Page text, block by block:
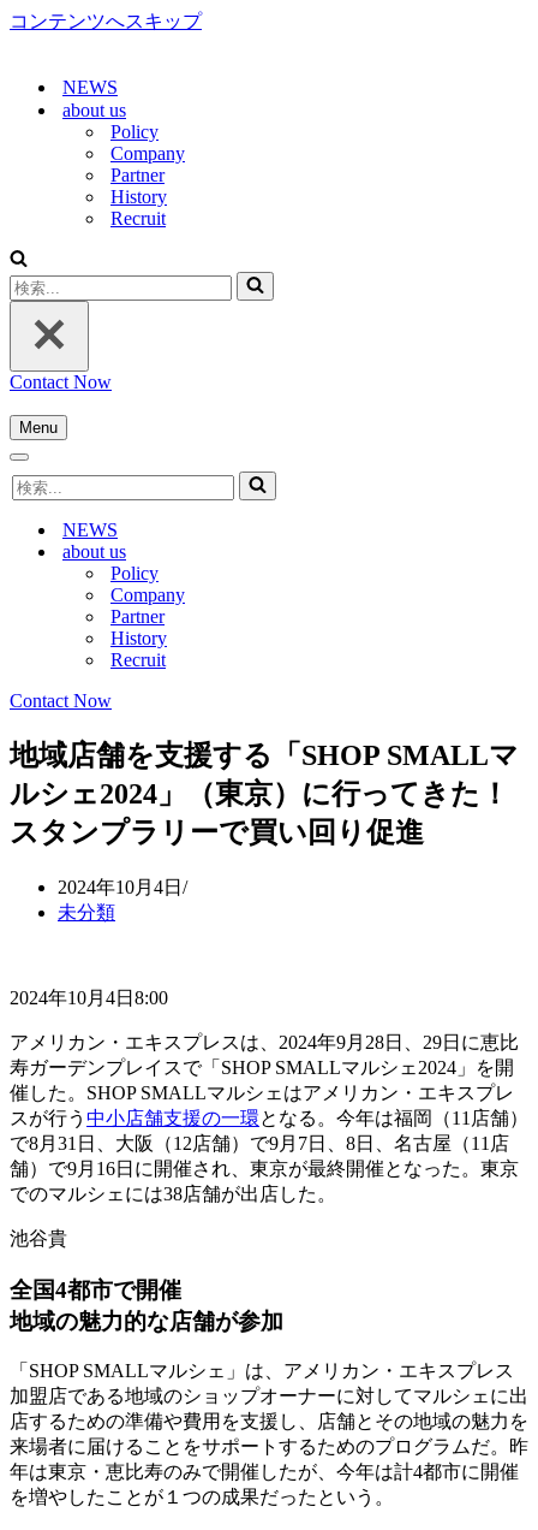
コンテンツへスキップ
NEWS
about us
Policy
Company
Partner
History
Recruit
検
索...
Contact Now
Menu
ナ
ゲ
シ
ョ
ナ
ビ
検
索...
NEWS
about us
Policy
Company
Partner
History
Recruit
Contact Now
地域店舗を支援する「SHOP SMALLマ
ルシェ2024」（東京）に行ってきた！
スタンプラリーで買い回り促進
2024年10月4日
未分類
2024年10月4日8:00
アメリカン・エキスプレスは、2024年9月28日、29日に恵比
寿ガーデンプレイスで「SHOP SMALLマルシェ2024」を開
催した。SHOP SMALLマルシェはアメリカン・エキスプレ
スが行う 中小店舗支援の一環となる。今年は福岡（11店舗）
で8月31日、大阪（12店舗）で9月7日、8日、名古屋（11店
舗）で9月16日に開催され、東京が最終開催となった。東京
でのマルシェには38店舗が出店した。
池谷貴
全国4都市で開催
地域の魅力的な店舗が参加
「SHOP SMALLマルシェ」は、アメリカン・エキスプレス
加盟店である地域のショップオーナーに対してマルシェに出
店するための準備や費用を支援し、店舗とその地域の魅力を
来場者に届けることをサポートするためのプログラムだ。昨
年は東京・恵比寿のみで開催したが、今年は計4都市に開催
を増やしたことが１つの成果だったという。